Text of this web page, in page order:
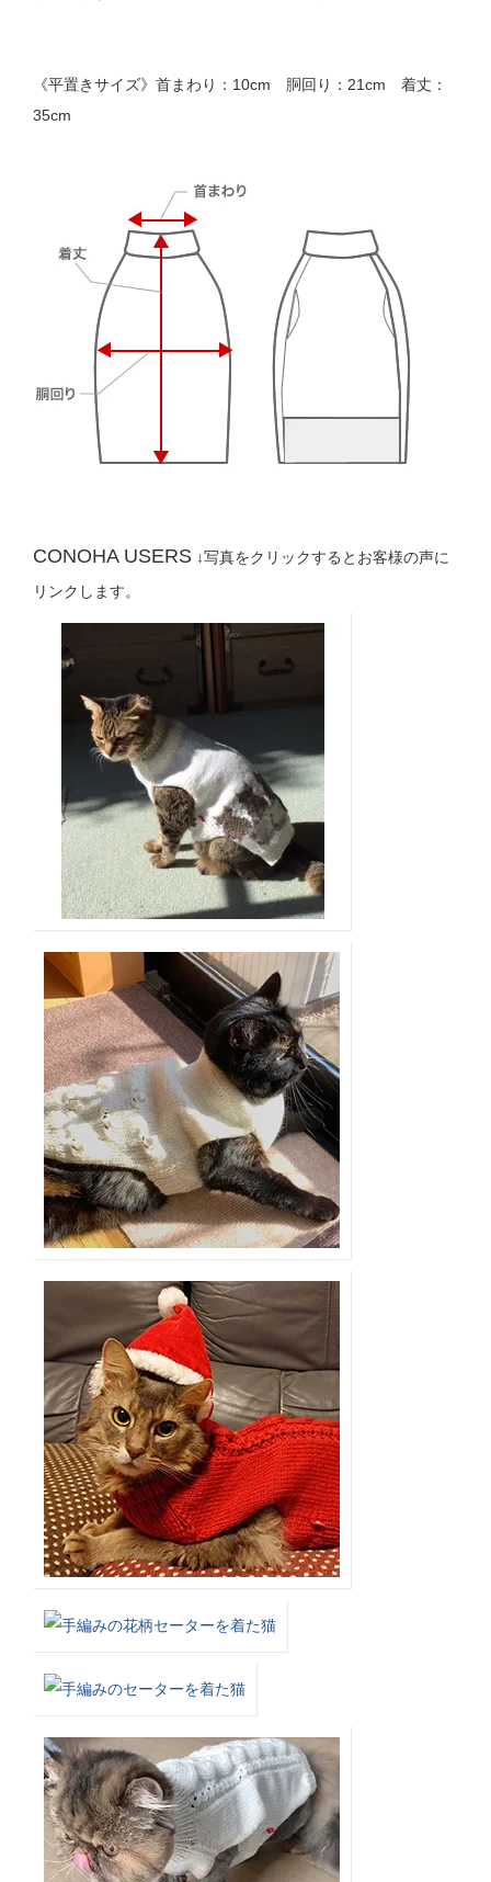
《平置きサイズ》首まわり：10cm 胴回り：21cm 着丈：
35cm
CONOHA USERS ↓写真をクリックするとお客様の声に
リンクします。